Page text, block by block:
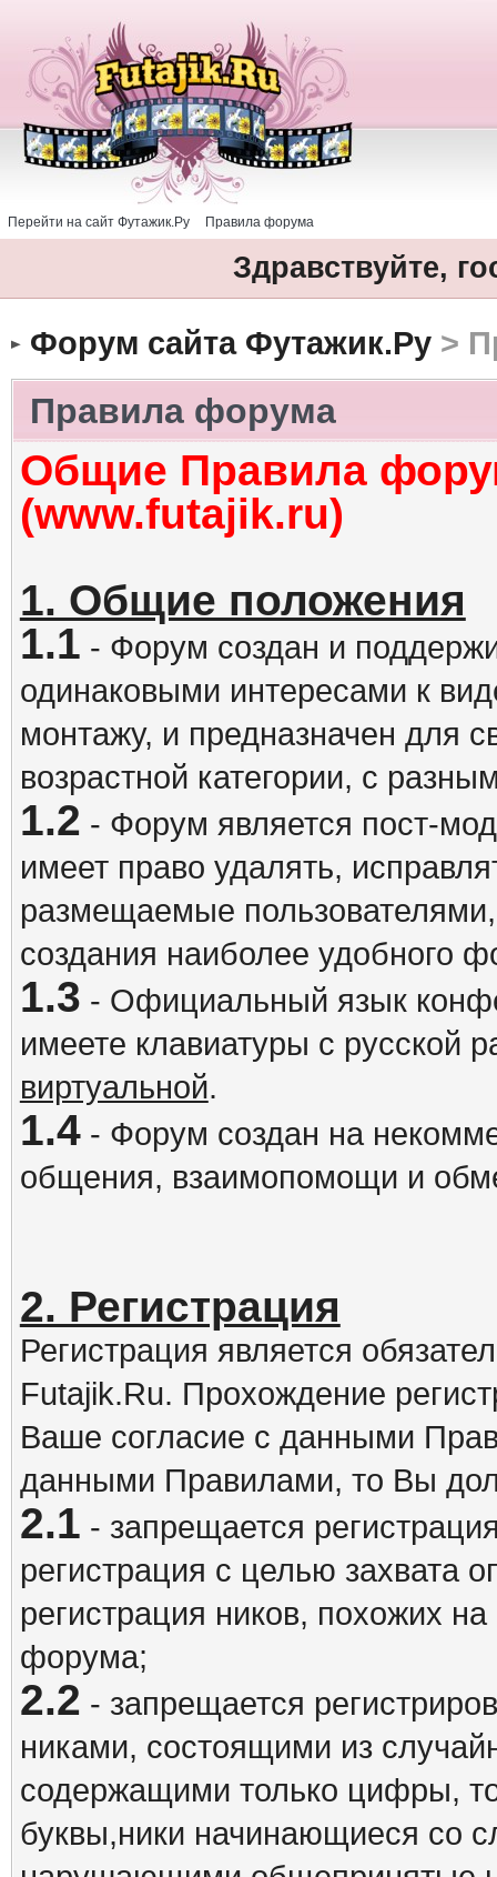
Перейти на сайт Футажик.Ру Правила форума
Здравствуйте,
Форум сайта Футажик.Ру>
Правила форума
Общие Правила
(www.futajik.ru)
1. Общие положения
1.1 - Форум создан и
одинаковыми интересами к
монтажу, и предназначен для
возрастной категории, с
1.2 - Форум является пост-
имеет право удалять,
размещаемые
создания наиболее удобного
1.3 - Официальный язык
имеете клавиатуры с русской
виртуальной.
1.4- Форум создан на
общения, взаимопомощи и
2. Регистрация
Регистрация является
Futajik.Ru. Прохождение
Ваше согласие с данными
данными Правилами, то Вы
2.1 - запрещается
регистрация с целью захвата
регистрация ников, похожих
форума;
2.2 - запрещается
никами, состоящими из
содержащими только цифры,
буквы,ники начинающиеся со